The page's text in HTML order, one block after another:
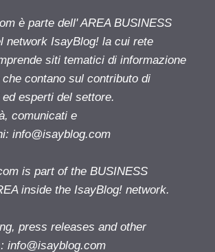
è parte dell' AREA BUSINESS
network IsayBlog! la cui rete
siti tematici di informazione
che contano sul contributo di
esperti del settore.
comunicati e
info@isayblog.com
is part of the BUSINESS
inside the IsayBlog! network.
press releases and other
info@isayblog.com